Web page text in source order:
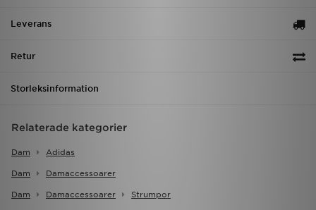
Leverans
Retur
Storleksinformation
Relaterade kategorier
Dam Adidas
Dam Damaccessoarer
Dam Damaccessoarer Strumpor